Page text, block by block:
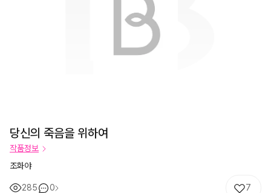
당신의 죽음을 위하여
작품정보
조화야
285 0 7